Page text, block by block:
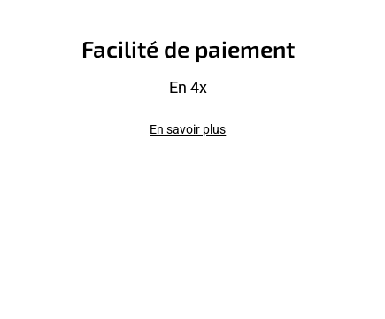
Facilité de paiement
En 4x
En savoir plus